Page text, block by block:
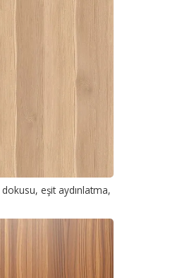
eşit aydınlatma,